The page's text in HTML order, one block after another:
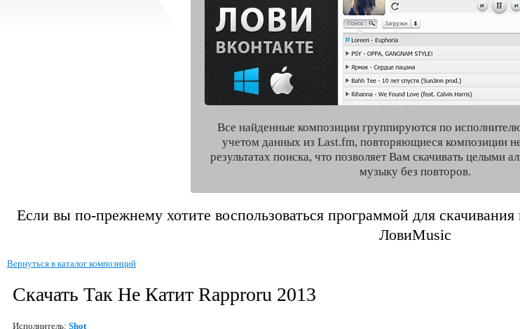
Все найденные композиции группируются по
учетом данных из Last.fm, повторяющиеся композиции
результатах поиска, что позволяет Вам скачивать целыми
музыку без повторов.
Если вы по-прежнему хотите воспользоваться программой для
ЛовиMusic
Вернуться в каталог композиций
Скачать Так Не Катит Rapproru 2013
Исполнитель: Shot